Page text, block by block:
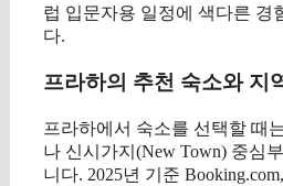
럽 입문자용 일정에 색다른 경
다.
프라하의 추천 숙소와 지
프라하에서 숙소를 선택할 때
나 신시가지(New Town) 중심
니다. 2025년 기준